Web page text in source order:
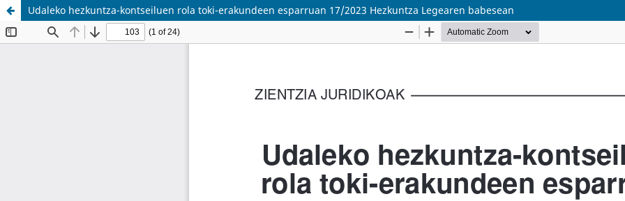
Udaleko hezkuntza-kontseiluen rola toki-erakundeen esparruan 17/2023 Hezkuntza Legearen babesean